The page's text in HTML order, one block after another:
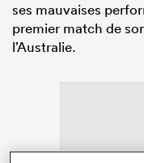
ses mauvaises
premier match de
l’Australie.